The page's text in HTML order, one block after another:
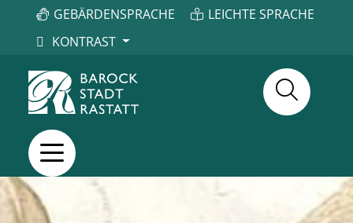
GEBÄRDENSPRACHE
LEICHTE SPRACHE
KONTRAST